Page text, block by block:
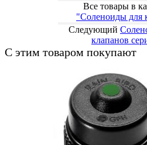
Все товары в
"Соленоиды для
Следующий
клапанов
С этим товаром покупают